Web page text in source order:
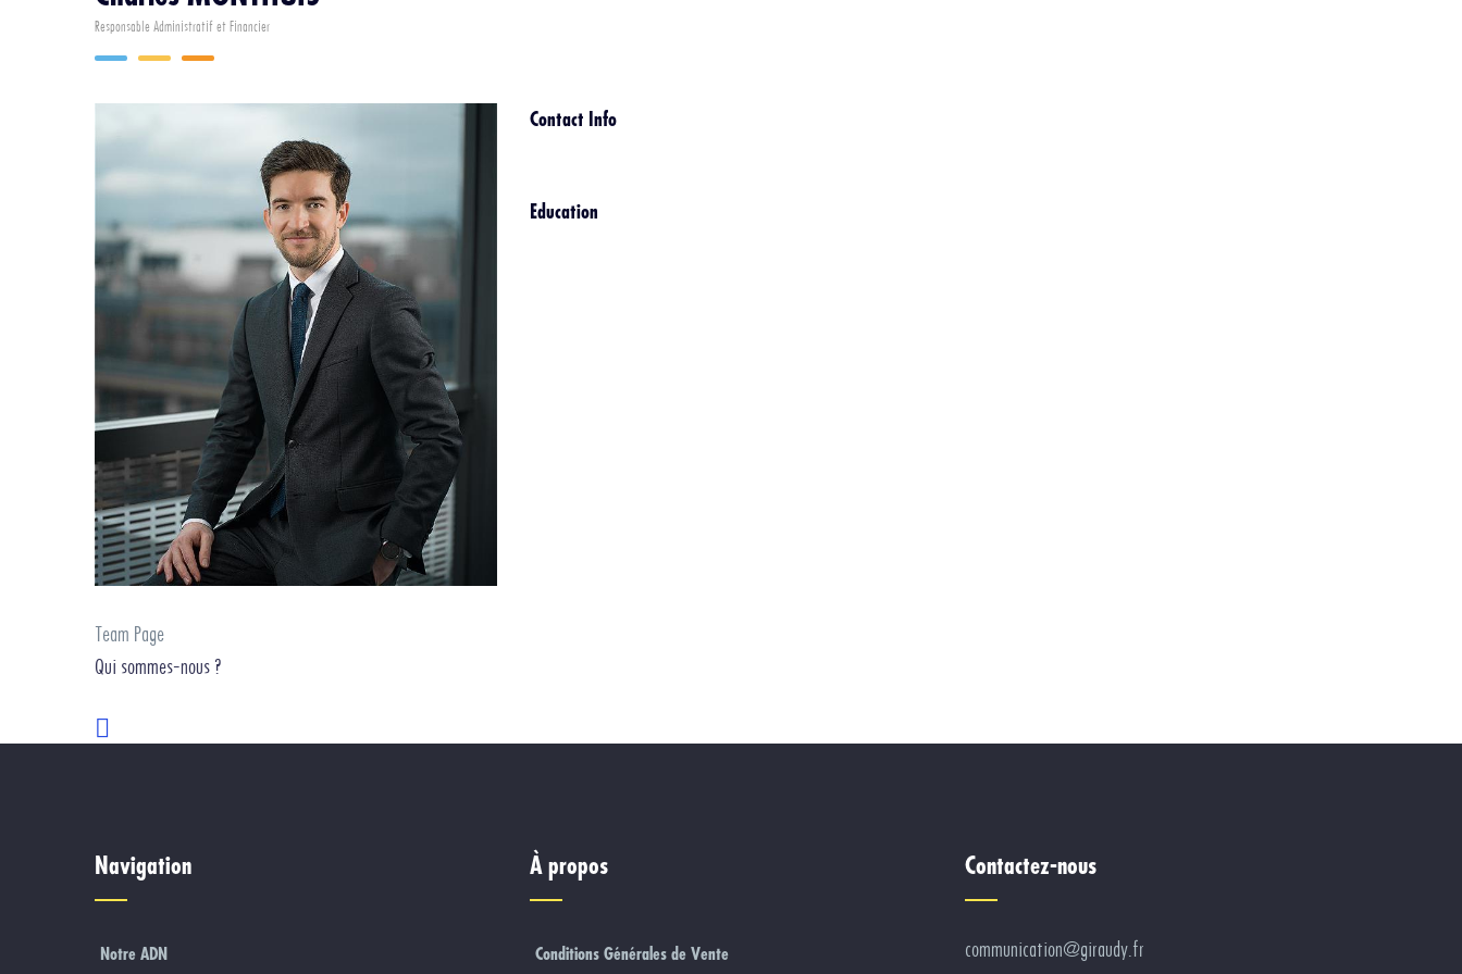
Responsable Administratif et Financier
Contact Info
Education
Team Page
Qui sommes-nous ?
Navigation
Notre ADN
À propos
Conditions Générales de Vente
Contactez-nous
communication@giraudy.fr